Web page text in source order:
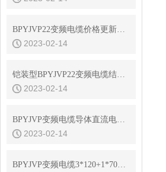
BPYJVP22变频电缆价格更新骏实电气2022年11月6日
2023-02-14
铠装型BPYJVP22变频电缆结构参数
2023-02-14
BPYJVP变频电缆导体直流电阻值与交流电阻值
2023-02-14
BPYJVP变频电缆3*120+1*70产品规格书